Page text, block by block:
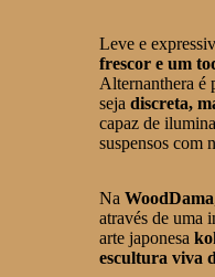
Leve e
frescor e um
Alternanthera é
seja discreta,
capaz de
suspensos com
Na WoodDama
através de uma
arte japonesa
escultura viva